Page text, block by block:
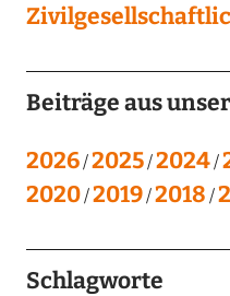
Beiträge aus
2026 2025 2024
2020 2019 2018
Schlagworte